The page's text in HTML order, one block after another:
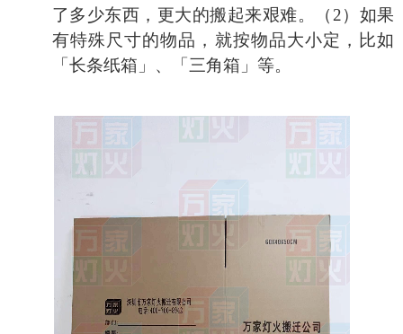
了多少东西，更大的搬起来艰难。
（ 2） 如果
有特殊尺寸的物品，就按物品大小定 ，比如
「长条纸箱」、「三角箱 」等。